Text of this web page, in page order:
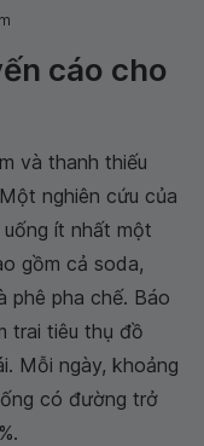
cáo cho
và thanh thiếu
nghiên cứu của
ít nhất một
gồm cả soda,
phê pha chế. Báo
trai tiêu thụ đồ
Mỗi ngày, khoảng
có đường trở